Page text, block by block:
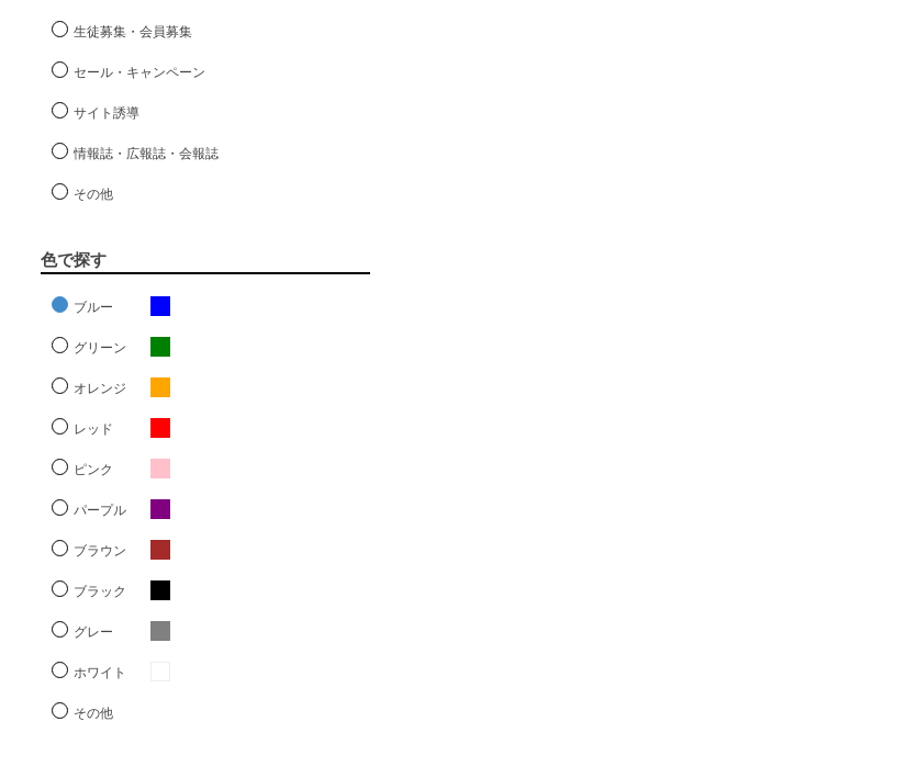
生徒募集・会員募集
セール・キャンペーン
サイト誘導
情報誌・広報誌・会報誌
その他
色で探す
ブルー
グリーン
オレンジ
レッド
ピンク
パープル
ブラウン
ブラック
グレー
ホワイト
その他